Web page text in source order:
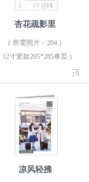
杏花疏影里
( 所需照片：204 )
12寸竖款205*285单页 )
凉风轻拂